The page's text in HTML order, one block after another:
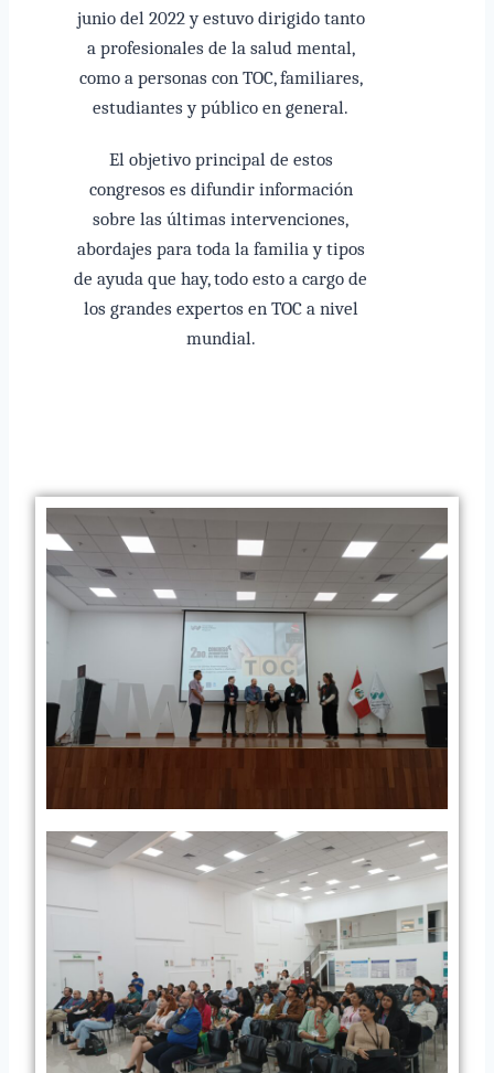
junio del 2022 y estuvo dirigido tanto
a profesionales de la salud mental,
como a personas con TOC, familiares,
estudiantes y público en general.
El objetivo principal de estos
congresos es difundir información
sobre las últimas intervenciones,
abordajes para toda la familia y tipos
de ayuda que hay, todo esto a cargo de
los grandes expertos en TOC a nivel
mundial.